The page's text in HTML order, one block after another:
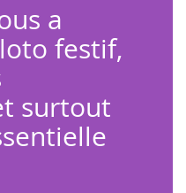
a
festif,
surtout